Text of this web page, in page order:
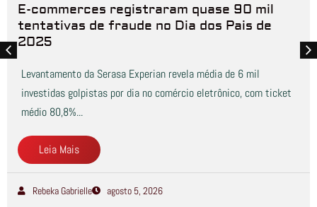
E-commerces registraram quase 90 mil
tentativas de fraude no Dia dos Pais de
2025
Levantamento da Serasa Experian revela média de 6 mil
investidas golpistas por dia no comércio eletrônico, com ticket
médio 80,8%...
Leia Mais
Rebeka Gabrielle agosto 5, 2026